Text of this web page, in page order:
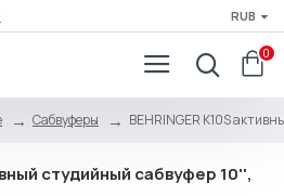
RUB
0
Сабвуферы BEHRINGER K10S
студийный сабвуфер 10'',